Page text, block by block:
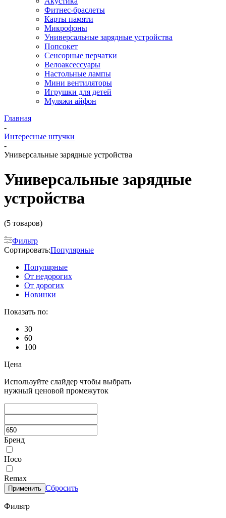
Фитнес-браслеты
Карты памяти
Микрофоны
Универсальные зарядные устройства
Попсокет
Сенсорные перчатки
Велоаксессуары
Настольные лампы
Мини вентиляторы
Игрушки для детей
Муляжи айфон
Главная
-
Интересные штучки
-
Универсальные зарядные устройства
Универсальные зарядные
устройства
(5 товаров)
Фильтр
Сортировать:Популярные
Популярные
От недорогих
От дорогих
Новинки
Показать по:
30
60
100
Цена
Используйте слайдер чтобы выбрать
нужный ценовой промежуток
Бренд
Hoco
Remax
Применить Сбросить
Фильтр